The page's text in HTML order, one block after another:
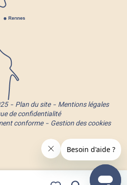
Plan du site
Mentions légales
de confidentialité
conforme
Gestion des cookies